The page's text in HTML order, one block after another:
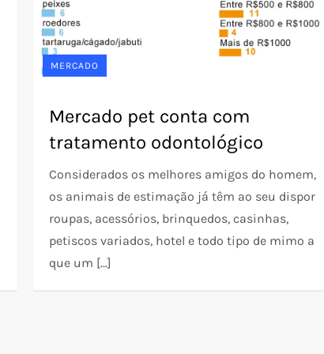
MERCADO
Mercado pet conta com
tratamento odontológico
Considerados os melhores amigos do homem,
os animais de estimação já têm ao seu dispor
roupas, acessórios, brinquedos, casinhas,
petiscos variados, hotel e todo tipo de mimo a
que um […]